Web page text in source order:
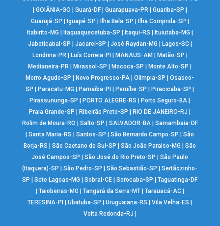
| GOIÂNIA-GO | Guará-DF| Guarapuava-PR | Guariba-SP |
Guarujá-SP | Iguapé-SP | Ilha Bela-SP | Ilha Comprida-SP |
Itabirito-MG | Itaquaquecetuba-SP | Itaqui-RS | Ituiutaba-MG |
Jaboticabal-SP | Jacareí-SP | José Raydan-MG | Lages-SC|
Londrina-PR | Luís Correia-PI | MANAUS-AM | Matão-SP |
Medianeira-PR |Mirassol-SP |Mococa-SP |Monte Alto-SP |
Morro Agudo-SP |Novo Progresso-PA |Olímpia-SP |Osasco-
SP |Paracatu-MG |Parnaíba-PI |Peruíbe-SP |Piracicaba-SP |
Pirassununga-SP |PORTO ALEGRE-RS |Porto Seguro-BA |
Praia Grande-SP |Ribeirão Preto-SP |RIO DE JANEIRO-RJ |
Rolim de Moura-RO | Salto-SP | SALVADOR-BA| Samambaia-DF
|Santa Maria-RS |Santos-SP |São Bernardo Campo-SP |São
Borja-RS |São Caetano do Sul-SP |São João Paraíso-MG |São
José Campos-SP |São José do Rio Preto-SP |São Paulo
(Itaquera)-SP |São Pedro-SP |São Sebastião-SP |Sertãozinho-
SP |Sete Lagoas-MG |Sobral-CE |Sorocaba-SP |Taguatinga-DF
| Taiobeiras-MG | Tangará da Serra-MT| Tarauacá-AC|
TERESINA-PI |Ubatuba-SP |Uruguaiana-RS |Vila Velha-ES |
Volta Redonda-RJ |